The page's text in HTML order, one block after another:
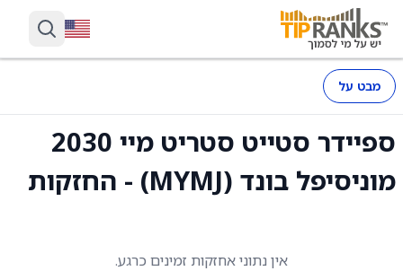
מבט על
ספיידר סטייט סטריט מיי 2030
מוניסיפל בונד (MYMJ) - החזקות
אין נתוני אחזקות זמינים כרגע.